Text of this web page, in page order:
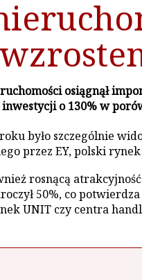
osiągnął
o 130% w
było szczególnie
przez EY, polski
rosnącą
50%, co
UNIT czy centra